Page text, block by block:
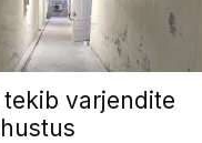
varjendite